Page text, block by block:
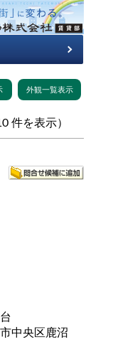
（ 1 〜 10 件を表示）
中央区鹿沼